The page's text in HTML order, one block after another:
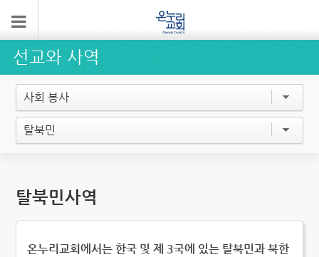
선교와 사역
사회 봉사
탈북민
탈북민사역
온누리교회에서는 한국 및 제 3국에 있는 탈북민과 북한